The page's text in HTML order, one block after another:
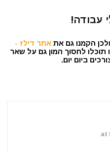
עבודה!
הקמנו גם אתאתר דילז -
תוכלו לחסוך המון גם על שאר
ביום יום.